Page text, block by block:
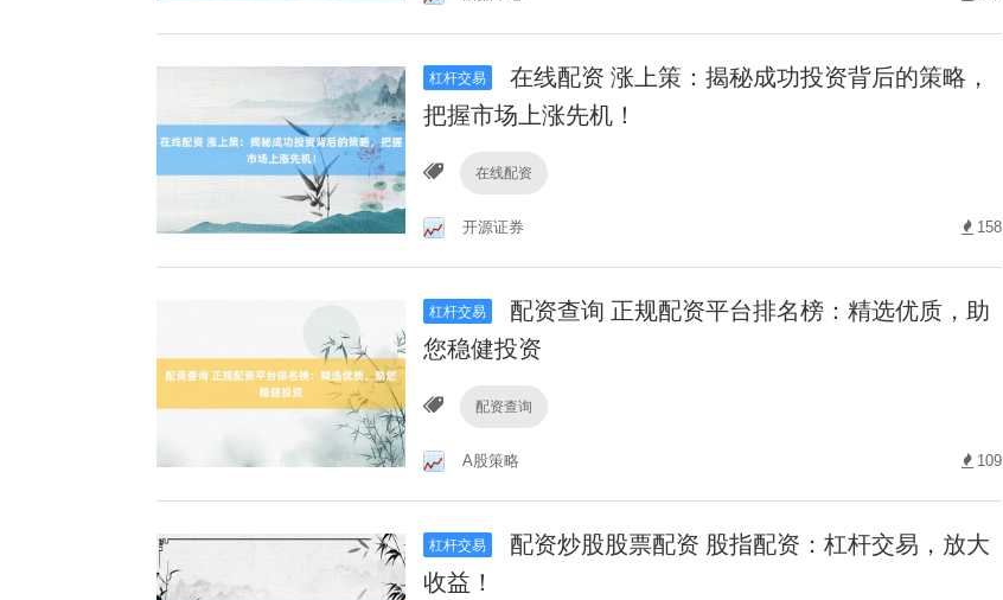
杠杆交易
在线配资 涨上策：揭秘成功投资背后的策略，
把握市场上涨先机！
在线配资
开源证券 158
杠杆交易
配资查询 正规配资平台排名榜：精选优质，助
您稳健投资
配资查询
A股策略 109
杠杆交易
配资炒股股票配资 股指配资：杠杆交易，放大
收益！